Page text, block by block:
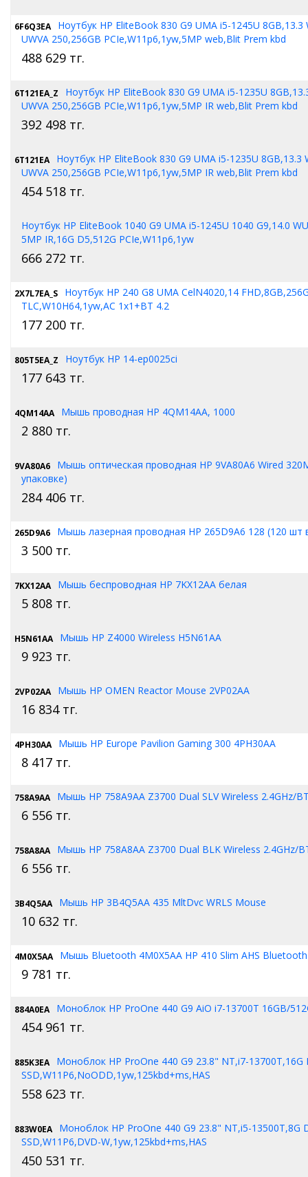
6F6Q3EA
Ноутбук HP EliteBook 830 G9 UMA i5-1245U 8GB,13.3
UWVA 250,256GB PCIe,W11p6,1yw,5MP web,Blit Prem kbd
488 629 тг.
6T121EA_Z
Ноутбук HP EliteBook 830 G9 UMA i5-1235U
UWVA 250,256GB PCIe,W11p6,1yw,5MP IR web,Blit Prem kbd
392 498 тг.
6T121EA
Ноутбук HP EliteBook 830 G9 UMA i5-1235U 8GB,13.3
UWVA 250,256GB PCIe,W11p6,1yw,5MP IR web,Blit Prem kbd
454 518 тг.
Ноутбук HP EliteBook 1040 G9 UMA i5-1245U 1040 G9,14.0
5MP IR,16G D5,512G PCIe,W11p6,1yw
666 272 тг.
2X7L7EA_S
Ноутбук HP 240 G8 UMA CelN4020,14
TLC,W10H64,1yw,AC 1x1+BT 4.2
177 200 тг.
805T5EA_Z Ноутбук HP 14-ep0025ci
177 643 тг.
4QM14AA Мышь проводная HP 4QM14AA, 1000
2 880 тг.
9VA80A6
Мышь оптическая проводная HP 9VA80A6 Wired
упаковке)
284 406 тг.
265D9A6 Мышь лазерная проводная HP 265D9A6 128 (120 шт
3 500 тг.
7KX12AA Мышь беспроводная HP 7KX12AA белая
5 808 тг.
H5N61AA Мышь HP Z4000 Wireless H5N61AA
9 923 тг.
2VP02AA Мышь HP OMEN Reactor Mouse 2VP02AA
16 834тг.
4PH30AA Мышь HP Europe Pavilion Gaming 300 4PH30AA
8 417 тг.
758A9AA Мышь HP 758A9AA Z3700 Dual SLV Wireless 2.4GHz/
6 556 тг.
758A8AA Мышь HP 758A8AA Z3700 Dual BLK Wireless 2.4GHz/
6 556 тг.
3B4Q5AA Мышь HP 3B4Q5AA 435 MltDvc WRLS Mouse
10 632 тг.
4M0X5AA Мышь Bluetooth 4M0X5AA HP 410 Slim AHS
9 781 тг.
884A0EA Моноблок HP ProOne 440 G9 AiO i7-13700T 16GB/
454 961 тг.
885K3EA
Моноблок HP ProOne 440 G9 23.8" NT,i7-13700T,16G
SSD,W11P6,NoODD,1yw,125kbd+ms,HAS
558 623 тг.
883W0EA
Моноблок HP ProOne 440 G9 23.8" NT,i5-13500T,8G
SSD,W11P6,DVD-W,1yw,125kbd+ms,HAS
450 531 тг.